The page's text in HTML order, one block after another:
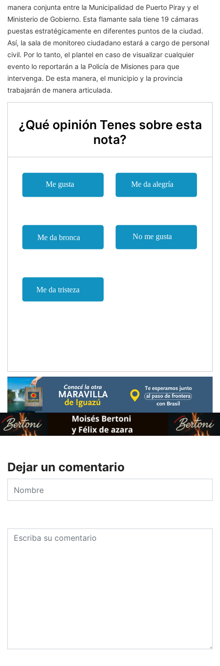
manera conjunta entre la Municipalidad de Puerto Piray y el
Ministerio de Gobierno. Esta flamante sala tiene 19 cámaras
puestas estratégicamente en diferentes puntos de la ciudad.
Así, la sala de monitoreo ciudadano estará a cargo de personal
civil. Por lo tanto, el plantel en caso de visualizar cualquier
evento lo reportarán a la Policía de Misiones para que
intervenga. De esta manera, el municipio y la provincia
trabajarán de manera articulada.
¿Qué opinión Tenes sobre esta
nota?
Dejar un comentario